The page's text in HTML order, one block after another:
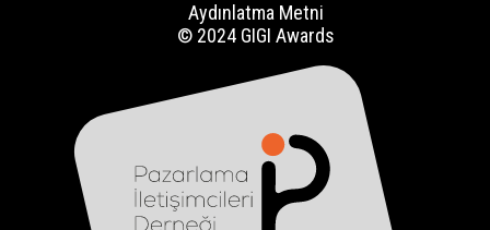
© 2024 GIGI Awards
Aydınlatma Metni